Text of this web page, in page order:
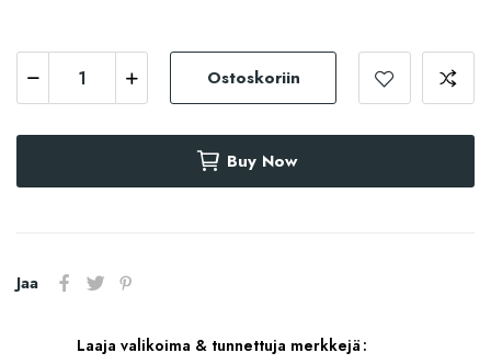
Ostoskoriin
Buy Now
Jaa
Laaja valikoima & tunnettuja merkkejä